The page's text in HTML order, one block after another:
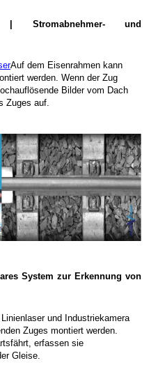
| Stromabnehmer- und
Auf dem Eisenrahmen kann
werden. Wenn der Zug
Bilder vom Dach
Zuges auf.
System zur Erkennung von
und Industriekamera
Zuges montiert werden.
erfassen sie
Gleise.